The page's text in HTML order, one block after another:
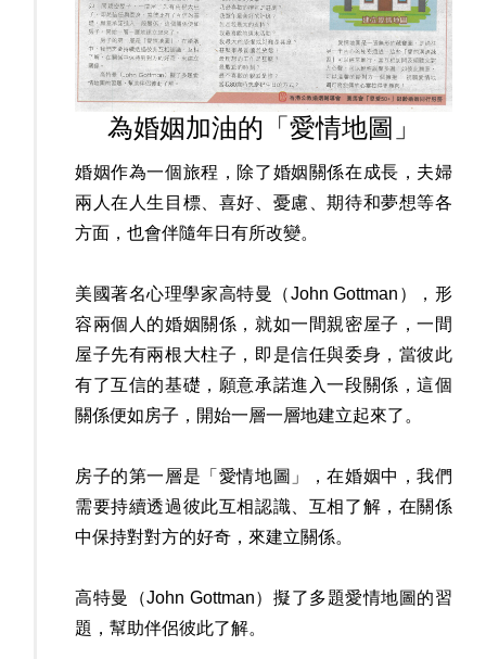
為婚姻加油的「愛情地圖」
婚姻作為一個旅程，除了婚姻關係在成長，夫婦
兩人在人生目標、喜好、憂慮、期待和夢想等各
方面，也會伴隨年日有所改變。
美國著名心理學家高特曼（John Gottman），形
容兩個人的婚姻關係，就如一間親密屋子，一間
屋子先有兩根大柱子，即是信任與委身，當彼此
有了互信的基礎，願意承諾進入一段關係，這個
關係便如房子，開始一層一層地建立起來了。
房子的第一層是「愛情地圖」，在婚姻中，我們
需要持續透過彼此互相認識、互相了解，在關係
中保持對對方的好奇，來建立關係。
高特曼（John Gottman）擬了多題愛情地圖的習
題，幫助伴侶彼此了解。